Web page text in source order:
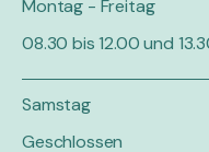
Montag - Freitag
08.30 bis 12.00 und
Samstag
Geschlossen